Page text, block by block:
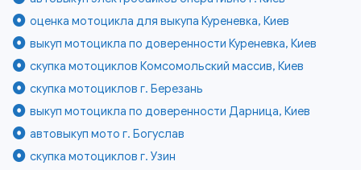
оценка мотоцикла для выкупа Куреневка, Киев
выкуп мотоцикла по доверенности Куреневка, Киев
скупка мотоциклов Комсомольский массив, Киев
скупка мотоциклов г. Березань
выкуп мотоцикла по доверенности Дарница, Киев
автовыкуп мото г. Богуслав
скупка мотоциклов г. Узин